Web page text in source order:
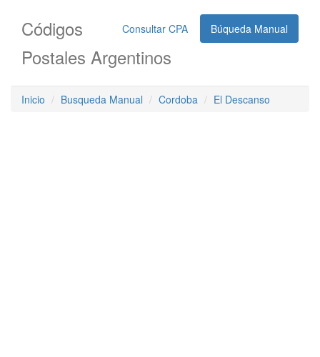
Consultar CPA Búqueda Manual
Códigos
Postales Argentinos
Inicio Busqueda Manual Cordoba El Descanso